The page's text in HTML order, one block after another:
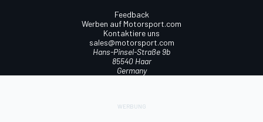
Feedback
Werben auf Motorsport.com
Kontaktiere uns
sales@motorsport.com
Hans-Pinsel-Straße 9b
85540 Haar
Germany
Utiq verwalten